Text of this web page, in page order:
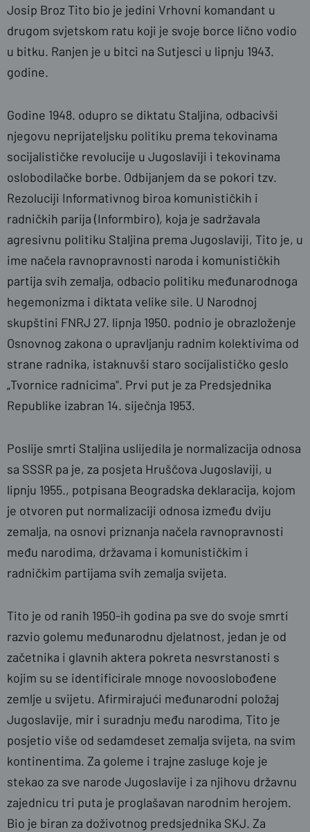
Josip Broz Tito bio je jedini Vrhovni komandant u
drugom svjetskom ratu koji je svoje borce lično vodio
u bitku. Ranjen je u bitci na Sutjesci u lipnju 1943.
godine.
Godine 1948. odupro se diktatu Staljina, odbacivši
njegovu neprijateljsku politiku prema tekovinama
socijalističke revolucije u Jugoslaviji i tekovinama
oslobodilačke borbe. Odbijanjem da se pokori tzv.
Rezoluciji Informativnog biroa komunističkih i
radničkih parija (Informbiro), koja je sadržavala
agresivnu politiku Staljina prema Jugoslaviji, Tito je, u
ime načela ravnopravnosti naroda i komunističkih
partija svih zemalja, odbacio politiku međunarodnoga
hegemonizma i diktata velike sile. U Narodnoj
skupštini FNRJ 27. lipnja 1950. podnio je obrazloženje
Osnovnog zakona o upravljanju radnim kolektivima od
strane radnika, istaknuvši staro socijalističko geslo
„Tvornice radnicima". Prvi put je za Predsjednika
Republike izabran 14. siječnja 1953.
Poslije smrti Staljina uslijedila je normalizacija odnosa
sa SSSR pa je, za posjeta Hruščova Jugoslaviji, u
lipnju 1955., potpisana Beogradska deklaracija, kojom
je otvoren put normalizaciji odnosa između dviju
zemalja, na osnovi priznanja načela ravnopravnosti
među narodima, državama i komunističkim i
radničkim partijama svih zemalja svijeta.
Tito je od ranih 1950-ih godina pa sve do svoje smrti
razvio golemu međunarodnu djelatnost, jedan je od
začetnika i glavnih aktera pokreta nesvrstanosti s
kojim su se identificirale mnoge novooslobođene
zemlje u svijetu. Afirmirajući međunarodni položaj
Jugoslavije, mir i suradnju među narodima, Tito je
posjetio više od sedamdeset zemalja svijeta, na svim
kontinentima. Za goleme i trajne zasluge koje je
stekao za sve narode Jugoslavije i za njihovu državnu
zajednicu tri puta je proglašavan narodnim herojem.
Bio je biran za doživotnog predsjednika SKJ. Za